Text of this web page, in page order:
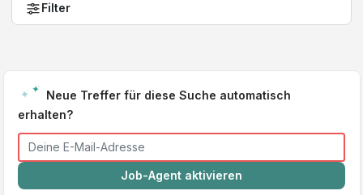
Filter
Neue Treffer für diese Suche automatisch
erhalten?
Job-Agent aktivieren